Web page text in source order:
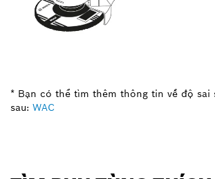
* Bạn có thể tìm thêm thông tin về độ sai
sau: WAC